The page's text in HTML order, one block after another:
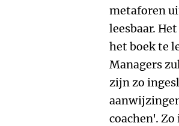
metaforen
leesbaar.
het boek te
Managers
zijn zo
coachen'.